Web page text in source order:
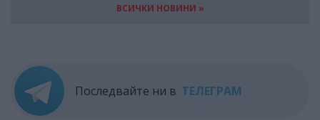
ВСИЧКИ НОВИНИ »
Последвайте ни в ТЕЛЕГРАМ